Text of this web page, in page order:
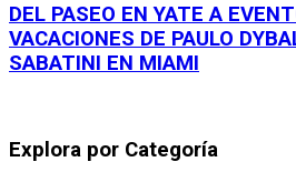
DEL PASEO EN YATE A
VACACIONES DE PAULO
SABATINI EN MIAMI
Explora por Categoría